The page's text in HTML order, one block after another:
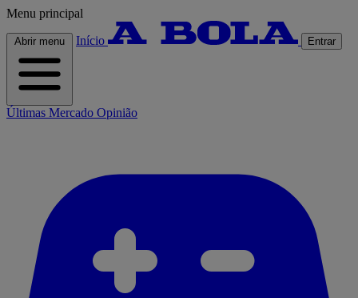
Menu principal
Abrir menu Início Entrar
Últimas Mercado Opinião